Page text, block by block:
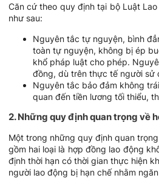
Căn cứ theo quy định tại bộ Luật
như sau:
Nguyên tắc tự nguyện, bình
toàn tự nguyện, không bị ép
khổ pháp luật cho phép.
đồng, dù trên thực tế người sử
Nguyên tắc bảo đảm không
quan đến tiền lương tối thiểu,
2. Những quy định quan trọng về
Một trong những quy định quan
gồm hai loại là hợp đồng lao động
định thời hạn có thời gian thực hiện
người lao động bị hạn chế nhằm